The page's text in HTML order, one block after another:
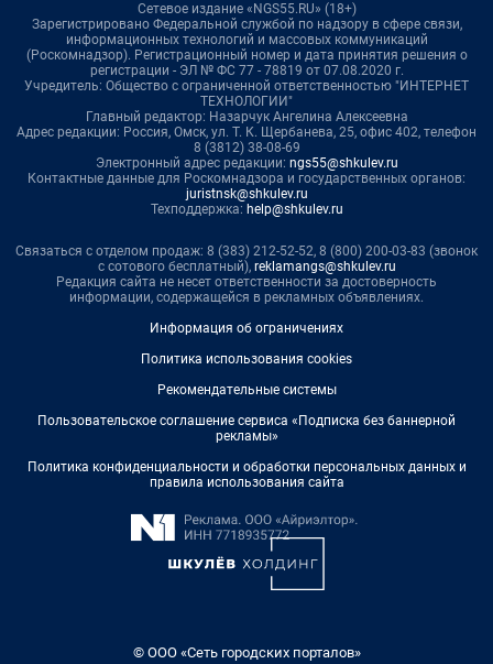
Сетевое издание «NGS55.RU» (18+)
Зарегистрировано Федеральной службой по надзору в сфере связи,
информационных технологий и массовых коммуникаций
(Роскомнадзор). Регистрационный номер и дата принятия решения о
регистрации - ЭЛ № ФС 77 - 78819 от 07.08.2020 г.
Учредитель: Общество с ограниченной ответственностью "ИНТЕРНЕТ
ТЕХНОЛОГИИ"
Главный редактор: Назарчук Ангелина Алексеевна
Адрес редакции: Россия, Омск, ул. Т. К. Щербанева, 25, офис 402, телефон
8 (3812) 38-08-69
Электронный адрес редакции: ngs55@shkulev.ru
Контактные данные для Роскомнадзора и государственных органов:
juristnsk@shkulev.ru
Техподдержка: help@shkulev.ru
Связаться с отделом продаж: 8 (383) 212-52-52, 8 (800) 200-03-83 (звонок
с сотового бесплатный), reklamangs@shkulev.ru
Редакция сайта не несет ответственности за достоверность
информации, содержащейся в рекламных объявлениях.
Информация об ограничениях
Политика использования cookies
Рекомендательные системы
Пользовательское соглашение сервиса «Подписка без баннерной
рекламы»
Политика конфиденциальности и обработки персональных данных и
правила использования сайта
© ООО «Сеть городских порталов»